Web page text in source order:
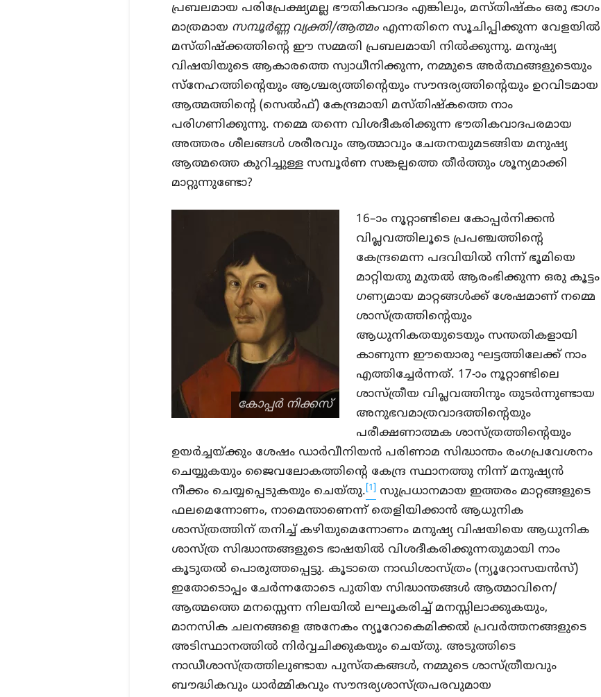
പ്രബലമായ പരിപ്രേക്ഷ്യമല്ല ഭൗതികവാദം എങ്കിലും, മസ്തിഷ്കം ഒരു ഭാഗം
മാത്രമായ സമ്പൂർണ്ണ വ്യക്തി/ആത്മം എന്നതിനെ സൂചിപ്പിക്കുന്ന വേളയിൽ
മസ്തിഷ്ക്കത്തിന്റെ ഈ സമ്മതി പ്രബലമായി നിൽക്കുന്നു. മനുഷ്യ
വിഷയിയുടെ ആകാരത്തെ സ്വാധീനിക്കുന്ന, നമ്മുടെ അർത്ഥങ്ങളുടെയും
സ്നേഹത്തിന്റെയും ആശ്ചര്യത്തിന്റെയും സൗന്ദര്യത്തിന്റെയും ഉറവിടമായ
ആത്മത്തിന്റെ (സെൽഫ്) കേന്ദ്രമായി മസ്തിഷ്കത്തെ നാം
പരിഗണിക്കുന്നു. നമ്മെ തന്നെ വിശദീകരിക്കുന്ന ഭൗതികവാദപരമായ
അത്തരം ശീലങ്ങൾ ശരീരവും ആത്മാവും ചേതനയുമടങ്ങിയ മനുഷ്യ
ആത്മത്തെ കുറിച്ചുള്ള സമ്പൂർണ സങ്കല്പത്തെ തീർത്തും ശൂന്യമാക്കി
മാറ്റുന്നുണ്ടോ?
കോപ്പർ നിക്കസ്
16–ാം നൂറ്റാണ്ടിലെ കോപ്പർനിക്കൻ
വിപ്ലവത്തിലൂടെ പ്രപഞ്ചത്തിന്റെ
കേന്ദ്രമെന്ന പദവിയിൽ നിന്ന് ഭൂമിയെ
മാറ്റിയതു മുതൽ ആരംഭിക്കുന്ന ഒരു കൂട്ടം
ഗണ്യമായ മാറ്റങ്ങൾക്ക് ശേഷമാണ് നമ്മെ
ശാസ്ത്രത്തിന്റെയും
ആധുനികതയുടെയും സന്തതികളായി
കാണുന്ന ഈയൊരു ഘട്ടത്തിലേക്ക് നാം
എത്തിച്ചേർന്നത്. 17-ാം നൂറ്റാണ്ടിലെ
ശാസ്ത്രീയ വിപ്ലവത്തിനും തുടർന്നുണ്ടായ
അനുഭവമാത്രവാദത്തിന്റെയും
പരീക്ഷണാത്മക ശാസ്ത്രത്തിന്റെയും
ഉയർച്ചയ്ക്കും ശേഷം ഡാർവീനിയൻ പരിണാമ സിദ്ധാന്തം രംഗപ്രവേശനം
ചെയ്യുകയും ജൈവലോകത്തിന്റെ കേന്ദ്ര സ്ഥാനത്തു നിന്ന് മനുഷ്യൻ
നീക്കം ചെയ്യപ്പെടുകയും ചെയ്തു. [1]
സുപ്രധാനമായ ഇത്തരം മാറ്റങ്ങളുടെ
ഫലമെന്നോണം, നാമെന്താണെന്ന് തെളിയിക്കാൻ ആധുനിക
ശാസ്ത്രത്തിന് തനിച്ച് കഴിയുമെന്നോണം മനുഷ്യ വിഷയിയെ ആധുനിക
ശാസ്ത്ര സിദ്ധാന്തങ്ങളുടെ ഭാഷയിൽ വിശദീകരിക്കുന്നതുമായി നാം
കൂടുതൽ പൊരുത്തപ്പെട്ടു. കൂടാതെ നാഡിശാസ്ത്രം (ന്യൂറോസയൻസ്)
ഇതോടൊപ്പം ചേർന്നതോടെ പുതിയ സിദ്ധാന്തങ്ങൾ ആത്മാവിനെ/
ആത്മത്തെ മനസ്സെന്ന നിലയിൽ ലഘൂകരിച്ച് മനസ്സിലാക്കുകയും,
മാനസിക ചലനങ്ങളെ അനേകം ന്യൂറോകെമിക്കൽ പ്രവർത്തനങ്ങളുടെ
അടിസ്ഥാനത്തിൽ നിർവ്വചിക്കുകയും ചെയ്തു. അടുത്തിടെ
നാഡീശാസ്ത്രത്തിലുണ്ടായ പുസ്തകങ്ങൾ, നമ്മുടെ ശാസ്ത്രീയവും
ബൗദ്ധികവും ധാർമ്മികവും സൗന്ദര്യശാസ്ത്രപരവുമായ